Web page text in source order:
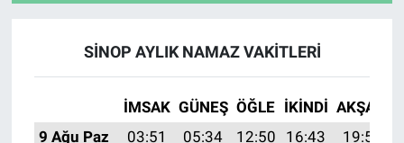
SINOP AYLIK NAMAZ VAKITLERI
İMSAK GÜNEŞ ÖĞLE İKINDI AKŞAM
9 Ağu Paz
03:51 05:34 12:50 16:43 19:56